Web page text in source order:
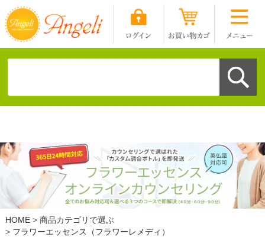
HOME
商品カテゴリで選ぶ
フラワーエッセンス（フラワーレメディ）